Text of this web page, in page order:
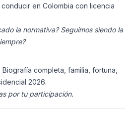
en Colombia con licencia
la normativa? Seguimos siendo la
completa, familia, fortuna,
2026.
por tu participación.